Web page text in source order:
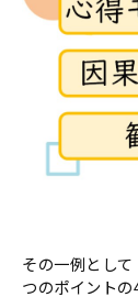
その一例とし
つのポイントの